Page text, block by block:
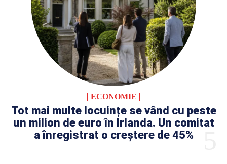
ECONOMIE
Tot mai multe locuințe se vând cu peste
un milion de euro în Irlanda. Un comitat
a înregistrat o creștere de 45%